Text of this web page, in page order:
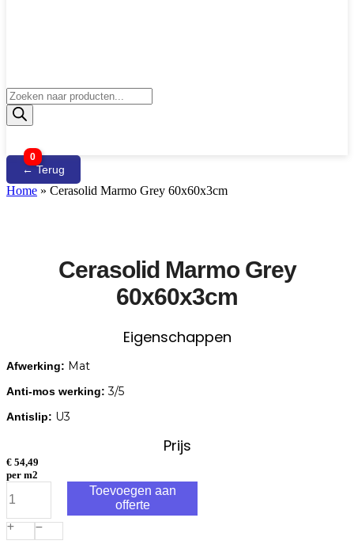
Producten
zoeken
0
← Terug
Home » Cerasolid Marmo Grey 60x60x3cm
Cerasolid Marmo Grey
60x60x3cm
Eigenschappen
Afwerking: Mat
Anti-mos werking: 3/5
Antislip: U3
Prijs
€ 54,49
per m2
Marmo
Grey
60x60x3cm
aantal
Toevoegen aan
offerte